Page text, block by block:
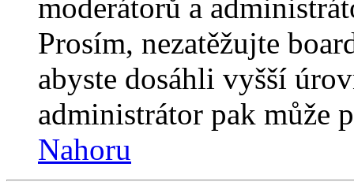
moderátorů a
Prosím, nezatěžujte
abyste dosáhli vyšší
administrátor pak může
Nahoru